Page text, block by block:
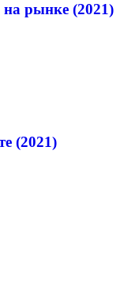
рынке (2021)
(2021)